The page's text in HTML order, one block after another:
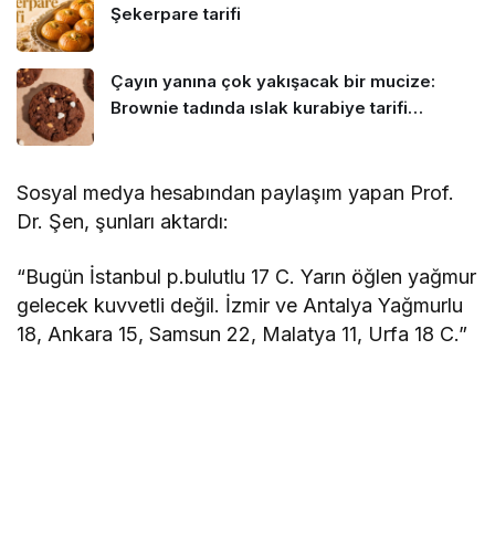
Şekerpare tarifi
Çayın yanına çok yakışacak bir mucize:
Brownie tadında ıslak kurabiye tarifi…
Sosyal medya hesabından paylaşım yapan Prof.
Dr. Şen, şunları aktardı:
“Bugün İstanbul p.bulutlu 17 C. Yarın öğlen yağmur
gelecek kuvvetli değil. İzmir ve Antalya Yağmurlu
18, Ankara 15, Samsun 22, Malatya 11, Urfa 18 C.”